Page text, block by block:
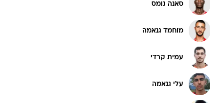
סאנה גומס
מוחמד גנאמה
עמית קרדי
עלי גנאמה